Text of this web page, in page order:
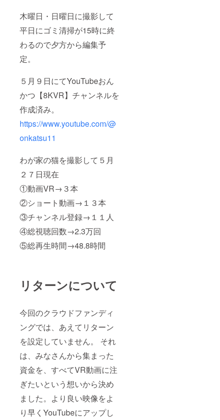
木曜日・日曜日に撮影して
平日にゴミ清掃が15時に終
わるので夕方から編集予
定。
５月９日にてYouTubeおん
かつ【8KVR】チャンネルを
作成済み。
https://www.youtube.com/@
onkatsu11
わが家の猫を撮影して５月
２７日現在
①動画VR→３本
②ショート動画→１３本
③チャンネル登録→１１人
④総視聴回数→2.3万回
⑤総再生時間→48.8時間
リターンについて
今回のクラウドファンディ
ングでは、あえてリターン
を設定していません。 それ
は、みなさんから集まった
資金を、すべてVR動画に注
ぎたいという想いから決め
ました。より良い映像をよ
り早くYouTubeにアップし